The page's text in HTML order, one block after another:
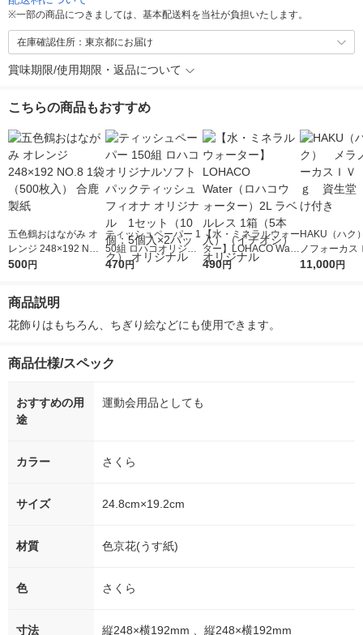
※一部の商品につきましては、基本配送料を当社が負担いたします。
在庫確認住所：東京都にお届け
賞味期限/使用期限・返品について
こちらの商品もおすすめ
五色鶴おはながみ オ
レンジ 248×192 NO.8
1袋（500枚入） 合鹿
500円
ティッシュペーパー 1
50組 ロハコオリジナ
ルソフトパックティッ
オリジナル
470円
【水・ミネラルウォー
ター】LOHACO Wate
r（ロハコウォータ
490円
HAKU（ハ
ノフォーカ
5ｇ 資生堂
11,000円
商品説明
花飾りはもちろん、ちぎり絵などにも使用できます。
商品仕様/スペック
おすすめの用
途
運動会用品としても
カラー さくら
サイズ 24.8cm×19.2cm
材質 色京花(うす紙)
色 さくら
寸法 縦248×横192mm 、縦248×横192mm